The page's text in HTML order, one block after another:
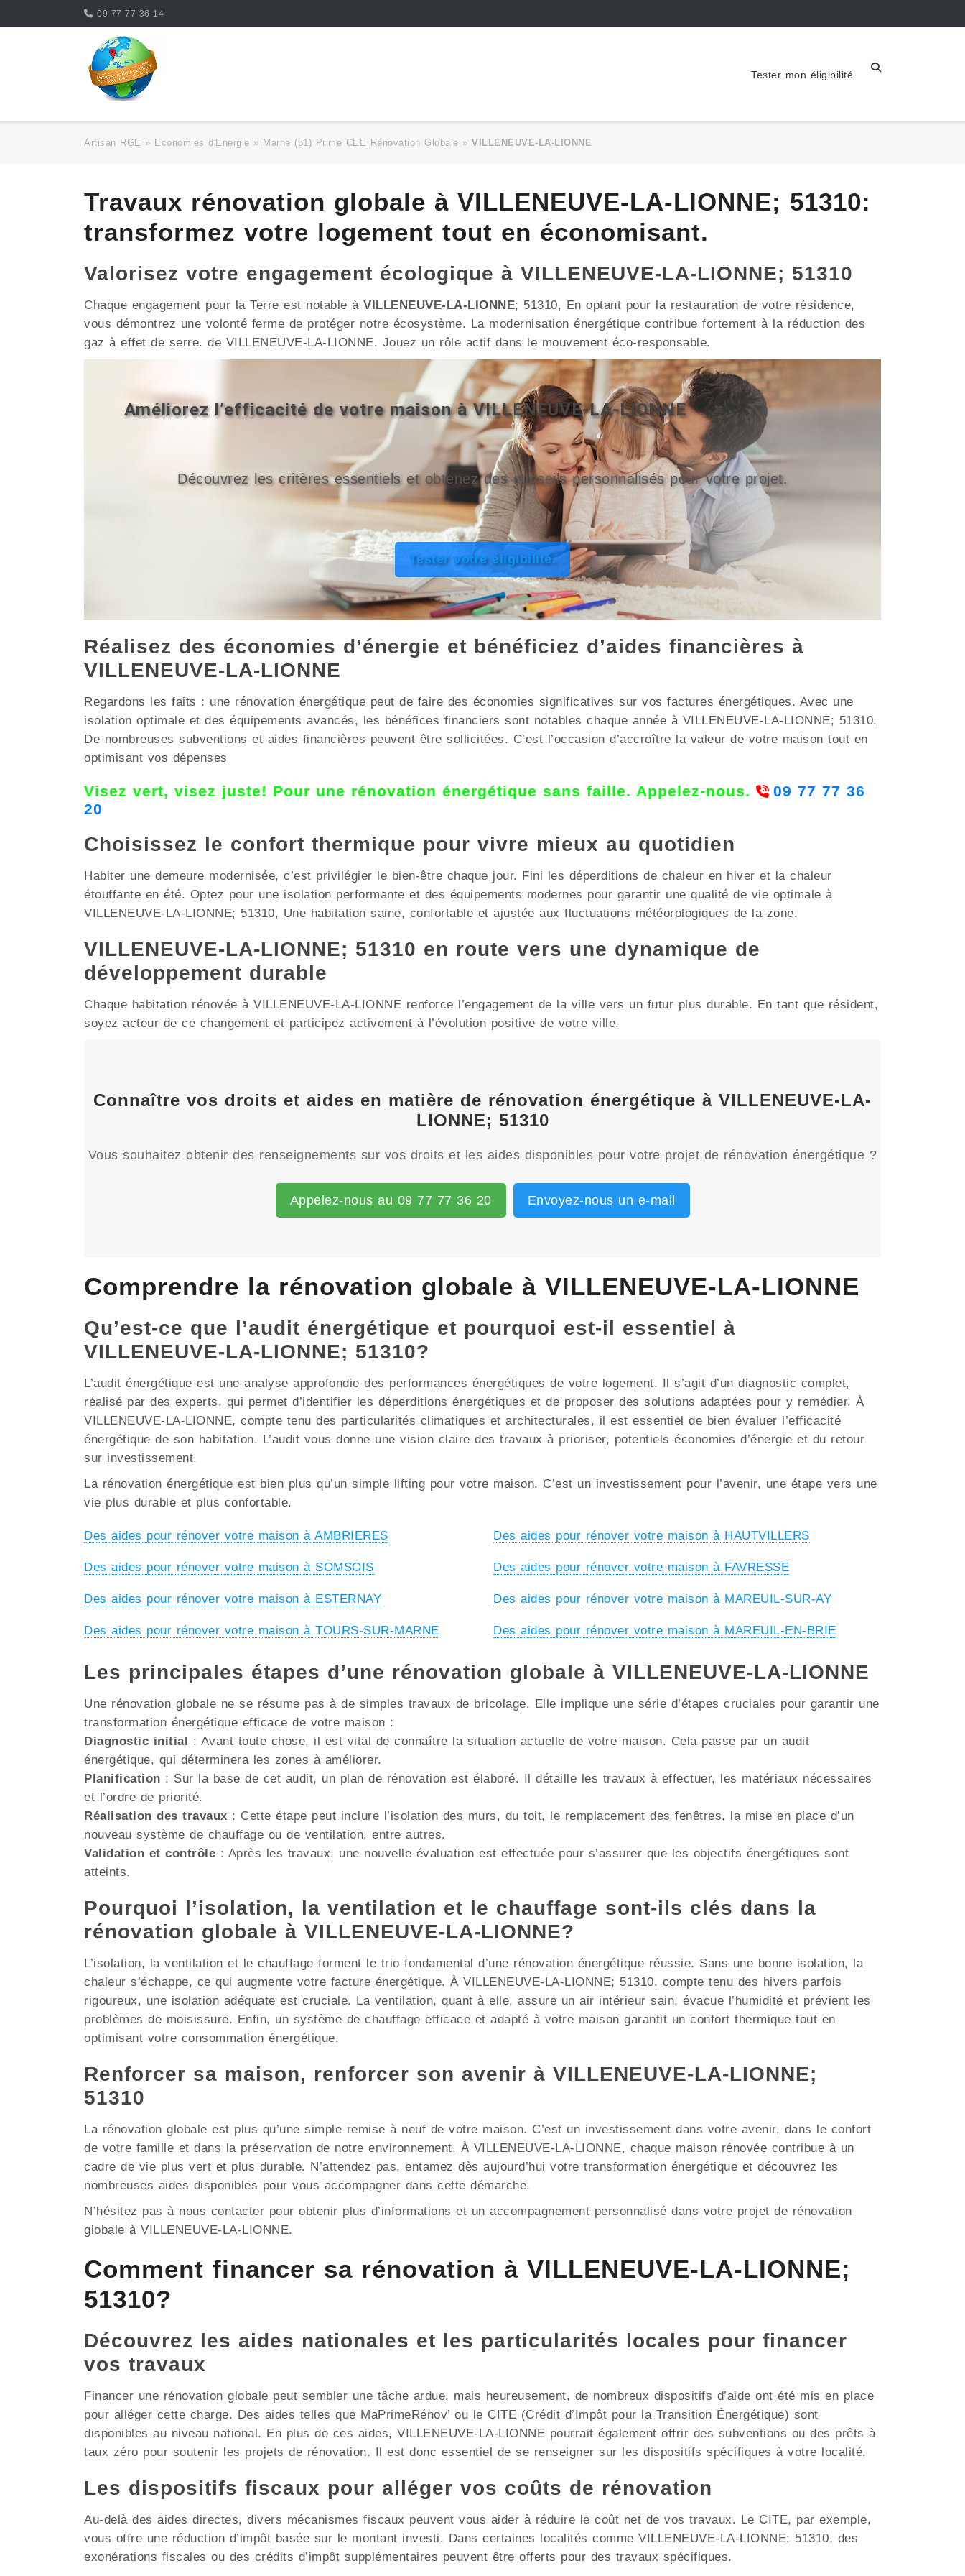
09 77 77 36 14
Tester mon éligibilité
Artisan RGE » Economies d'Energie » Marne (51) Prime CEE Rénovation Globale » VILLENEUVE-LA-LIONNE
Travaux rénovation globale à VILLENEUVE-LA-LIONNE; 51310:
transformez votre logement tout en économisant.
Valorisez votre engagement écologique à VILLENEUVE-LA-LIONNE; 51310
Chaque engagement pour la Terre est notable à VILLENEUVE-LA-LIONNE; 51310, En optant pour la restauration de votre résidence,
vous démontrez une volonté ferme de protéger notre écosystème. La modernisation énergétique contribue fortement à la réduction des
gaz à effet de serre. de VILLENEUVE-LA-LIONNE. Jouez un rôle actif dans le mouvement éco-responsable.
Améliorez l’efficacité de votre maison à VILLENEUVE-LA-LIONNE
Découvrez les critères essentiels et obtenez des conseils personnalisés pour votre projet.
Tester votre éligibilité.
Réalisez des économies d’énergie et bénéficiez d’aides financières à
VILLENEUVE-LA-LIONNE
Regardons les faits : une rénovation énergétique peut de faire des économies significatives sur vos factures énergétiques. Avec une
isolation optimale et des équipements avancés, les bénéfices financiers sont notables chaque année à VILLENEUVE-LA-LIONNE; 51310,
De nombreuses subventions et aides financières peuvent être sollicitées. C’est l’occasion d’accroître la valeur de votre maison tout en
optimisant vos dépenses
Visez vert, visez juste! Pour une rénovation énergétique sans faille. Appelez-nous.
09 77 77 36
20
Choisissez le confort thermique pour vivre mieux au quotidien
Habiter une demeure modernisée, c’est privilégier le bien-être chaque jour. Fini les déperditions de chaleur en hiver et la chaleur
étouffante en été. Optez pour une isolation performante et des équipements modernes pour garantir une qualité de vie optimale à
VILLENEUVE-LA-LIONNE; 51310, Une habitation saine, confortable et ajustée aux fluctuations météorologiques de la zone.
VILLENEUVE-LA-LIONNE; 51310 en route vers une dynamique de
développement durable
Chaque habitation rénovée à VILLENEUVE-LA-LIONNE renforce l’engagement de la ville vers un futur plus durable. En tant que résident,
soyez acteur de ce changement et participez activement à l’évolution positive de votre ville.
Connaître vos droits et aides en matière de rénovation énergétique à VILLENEUVE-LA-
LIONNE; 51310
Vous souhaitez obtenir des renseignements sur vos droits et les aides disponibles pour votre projet de rénovation énergétique ?
Appelez-nous au 09 77 77 36 20 Envoyez-nous un e-mail
Comprendre la rénovation globale à VILLENEUVE-LA-LIONNE
Qu’est-ce que l’audit énergétique et pourquoi est-il essentiel à
VILLENEUVE-LA-LIONNE; 51310?
L’audit énergétique est une analyse approfondie des performances énergétiques de votre logement. Il s’agit d’un diagnostic complet,
réalisé par des experts, qui permet d’identifier les déperditions énergétiques et de proposer des solutions adaptées pour y remédier. À
VILLENEUVE-LA-LIONNE, compte tenu des particularités climatiques et architecturales, il est essentiel de bien évaluer l’efficacité
énergétique de son habitation. L’audit vous donne une vision claire des travaux à prioriser, potentiels économies d’énergie et du retour
sur investissement.
La rénovation énergétique est bien plus qu’un simple lifting pour votre maison. C’est un investissement pour l’avenir, une étape vers une
vie plus durable et plus confortable.
Des aides pour rénover votre maison à AMBRIERES Des aides pour rénover votre maison à HAUTVILLERS
Des aides pour rénover votre maison à SOMSOIS Des aides pour rénover votre maison à FAVRESSE
Des aides pour rénover votre maison à ESTERNAY Des aides pour rénover votre maison à MAREUIL-SUR-AY
Des aides pour rénover votre maison à TOURS-SUR-MARNE Des aides pour rénover votre maison à MAREUIL-EN-BRIE
Les principales étapes d’une rénovation globale à VILLENEUVE-LA-LIONNE
Une rénovation globale ne se résume pas à de simples travaux de bricolage. Elle implique une série d’étapes cruciales pour garantir une
transformation énergétique efficace de votre maison :
Diagnostic initial
: Avant toute chose, il est vital de connaître la situation actuelle de votre maison. Cela passe par un audit
énergétique, qui déterminera les zones à améliorer.
Planification : Sur la base de cet audit, un plan de rénovation est élaboré. Il détaille les travaux à effectuer, les matériaux nécessaires
et l’ordre de priorité.
Réalisation des travaux : Cette étape peut inclure l’isolation des murs, du toit, le remplacement des fenêtres, la mise en place d’un
nouveau système de chauffage ou de ventilation, entre autres.
Validation et contrôle : Après les travaux, une nouvelle évaluation est effectuée pour s’assurer que les objectifs énergétiques sont
atteints.
Pourquoi l’isolation, la ventilation et le chauffage sont-ils clés dans la
rénovation globale à VILLENEUVE-LA-LIONNE?
L’isolation, la ventilation et le chauffage forment le trio fondamental d’une rénovation énergétique réussie. Sans une bonne isolation, la
chaleur s’échappe, ce qui augmente votre facture énergétique. À VILLENEUVE-LA-LIONNE; 51310, compte tenu des hivers parfois
rigoureux, une isolation adéquate est cruciale. La ventilation, quant à elle, assure un air intérieur sain, évacue l’humidité et prévient les
problèmes de moisissure. Enfin, un système de chauffage efficace et adapté à votre maison garantit un confort thermique tout en
optimisant votre consommation énergétique.
Renforcer sa maison, renforcer son avenir à VILLENEUVE-LA-LIONNE;
51310
La rénovation globale est plus qu’une simple remise à neuf de votre maison. C’est un investissement dans votre avenir, dans le confort
de votre famille et dans la préservation de notre environnement. À VILLENEUVE-LA-LIONNE, chaque maison rénovée contribue à un
cadre de vie plus vert et plus durable. N’attendez pas, entamez dès aujourd’hui votre transformation énergétique et découvrez les
nombreuses aides disponibles pour vous accompagner dans cette démarche.
N’hésitez pas à nous contacter pour obtenir plus d’informations et un accompagnement personnalisé dans votre projet de rénovation
globale à VILLENEUVE-LA-LIONNE.
Comment financer sa rénovation à VILLENEUVE-LA-LIONNE;
51310?
Découvrez les aides nationales et les particularités locales pour financer
vos travaux
Financer une rénovation globale peut sembler une tâche ardue, mais heureusement, de nombreux dispositifs d’aide ont été mis en place
pour alléger cette charge. Des aides telles que MaPrimeRénov’ ou le CITE (Crédit d’Impôt pour la Transition Énergétique) sont
disponibles au niveau national. En plus de ces aides, VILLENEUVE-LA-LIONNE pourrait également offrir des subventions ou des prêts à
taux zéro pour soutenir les projets de rénovation. Il est donc essentiel de se renseigner sur les dispositifs spécifiques à votre localité.
Les dispositifs fiscaux pour alléger vos coûts de rénovation
Au-delà des aides directes, divers mécanismes fiscaux peuvent vous aider à réduire le coût net de vos travaux. Le CITE, par exemple,
vous offre une réduction d’impôt basée sur le montant investi. Dans certaines localités comme VILLENEUVE-LA-LIONNE; 51310, des
exonérations fiscales ou des crédits d’impôt supplémentaires peuvent être offerts pour des travaux spécifiques.